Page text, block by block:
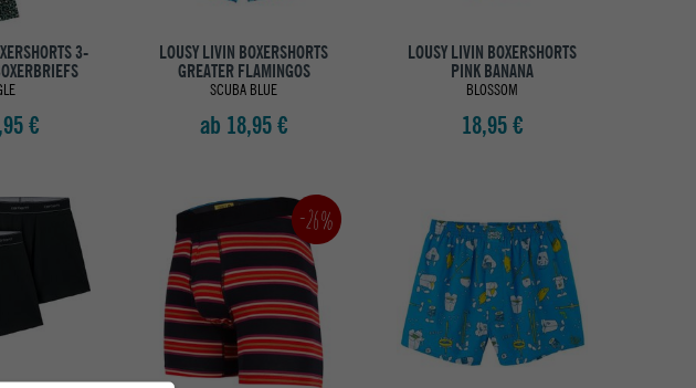
3-
€
LOUSY LIVIN BOXERSHORTS
GREATER FLAMINGOS
SCUBA BLUE
ab 18,95 €
LOUSY LIVIN BOXERSHORTS
PINK BANANA
BLOSSOM
18,95 €
-26%